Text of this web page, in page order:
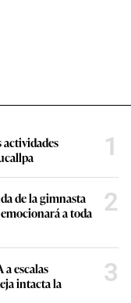
actividades
1
de la gimnasta
a toda
2
a escalas
intacta la
3